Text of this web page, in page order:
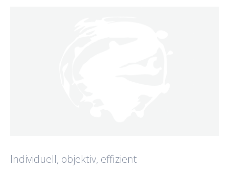
Individuell, objektiv, effizient